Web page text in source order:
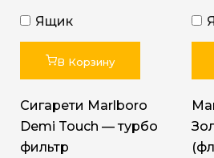
Ящик
В Корзину
Сигарети Marlboro
Demi Touch — турбо
фильтр